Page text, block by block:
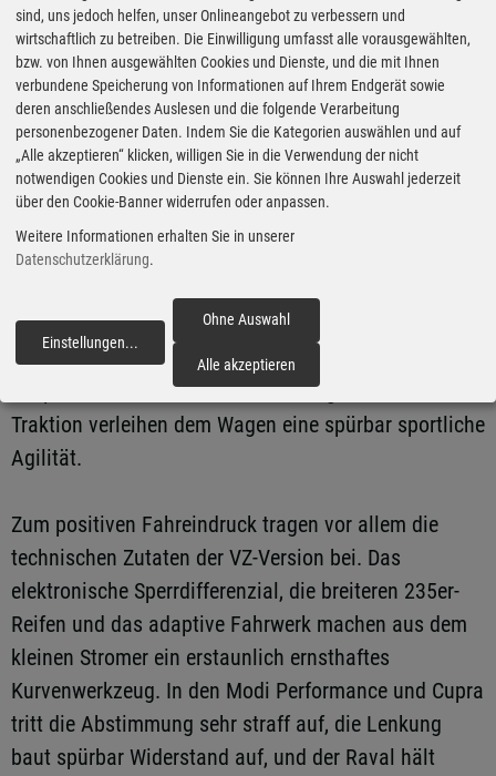
Am deutlichsten profitiert der Wagen dort, wo
Anspruch und Abstimmung tatsächlich
zueinanderfinden: beim Fahren in den stärkeren
Varianten. Vor allem das VZ-Topmodell zeigt, welches
Potenzial in dem Konzept steckt. In der Stadt ist der
kleine Stromer flink genug, um sich durch Lücken zu
wuseln, beim Einparken hilft die Rückfahrkamera, und
in kurvigen Landstraßen-Passagen wirkt er wach,
direkt und erstaunlich gierig auf Richtungswechsel.
Der kräftige Antritt aus niedrigen Geschwindigkeiten,
die präzise Vorderachse und die insgesamt hohe
Traktion verleihen dem Wagen eine spürbar sportliche
Agilität.
Zum positiven Fahreindruck tragen vor allem die
technischen Zutaten der VZ-Version bei. Das
elektronische Sperrdifferenzial, die breiteren 235er-
Reifen und das adaptive Fahrwerk machen aus dem
kleinen Stromer ein erstaunlich ernsthaftes
Kurvenwerkzeug. In den Modi Performance und Cupra
tritt die Abstimmung sehr straff auf, die Lenkung
baut spürbar Widerstand auf, und der Raval hält
sind, uns jedoch helfen, unser Onlineangebot zu verbessern und
wirtschaftlich zu betreiben. Die Einwilligung umfasst alle vorausgewählten,
bzw. von Ihnen ausgewählten Cookies und Dienste, und die mit Ihnen
verbundene Speicherung von Informationen auf Ihrem Endgerät sowie
deren anschließendes Auslesen und die folgende Verarbeitung
personenbezogener Daten. Indem Sie die Kategorien auswählen und auf
„Alle akzeptieren“ klicken, willigen Sie in die Verwendung der nicht
notwendigen Cookies und Dienste ein. Sie können Ihre Auswahl jederzeit
über den Cookie-Banner widerrufen oder anpassen.
Weitere Informationen erhalten Sie in unserer
Datenschutzerklärung.
Einstellungen...
Ohne Auswahl
Alle akzeptieren